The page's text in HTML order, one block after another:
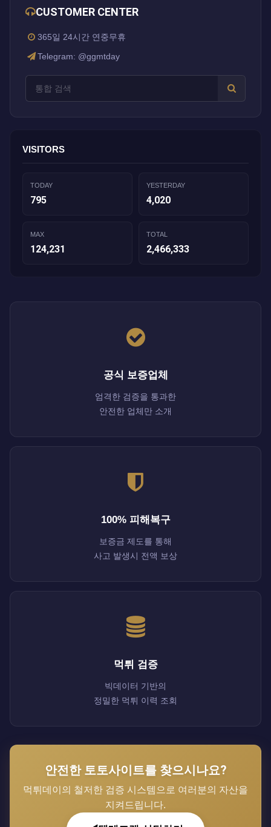
CUSTOMER CENTER
365일 24시간 연중무휴
Telegram: @ggmtday
VISITORS
TODAY
795
YESTERDAY
4,020
MAX
124,231
TOTAL
2,466,333
공식 보증업체
엄격한 검증을 통과한
안전한 업체만 소개
100% 피해복구
보증금 제도를 통해
사고 발생시 전액 보상
먹튀 검증
빅데이터 기반의
정밀한 먹튀 이력 조회
안전한 토토사이트를 찾으시나요?
먹튀데이의 철저한 검증 시스템으로 여러분의 자산을
지켜드립니다.